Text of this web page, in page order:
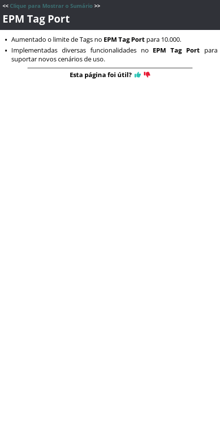
<< Clique para Mostrar o Sumário >>
EPM Tag Port
• Aumentado o limite de Tags no EPM Tag Port para 10.000.
• Implementadas diversas funcionalidades no EPM Tag Port para
suportar novos cenários de uso.
Esta página foi útil?